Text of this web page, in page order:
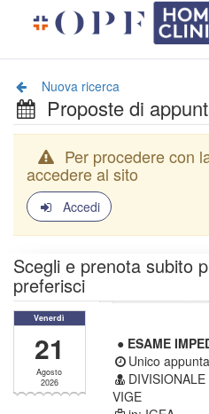
Nuova ricerca
Proposte di
Per procedere con
accedere al sito
Accedi
Scegli e prenota subito
preferisci
Venerdì
21
Agosto
2026
● ESAME
Unico
VIGE